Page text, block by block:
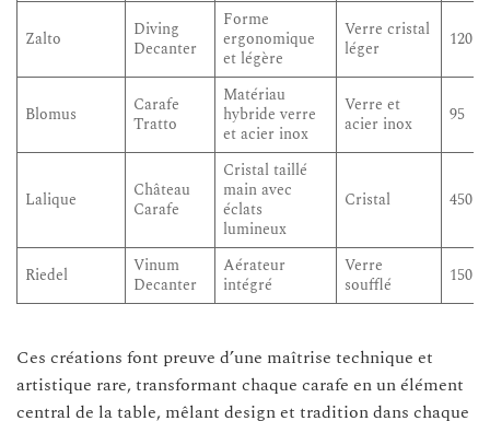
Zalto
Diving
Decanter
Forme
ergonomique
et légère
Verre cristal
léger
120
Blomus
Carafe
Tratto
Matériau
hybride verre
et acier inox
Verre et
acier inox
95
Lalique
Château
Carafe
Cristal taillé
main avec
éclats
lumineux
Cristal 450
Riedel
Vinum
Decanter
Aérateur
intégré
Verre
soufflé
150
Ces créations font preuve d’une maîtrise technique et
artistique rare, transformant chaque carafe en un élément
central de la table, mêlant design et tradition dans chaque